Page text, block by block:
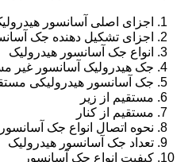
اجزای اصلی آسانسور
اجزای تشکیل دهنده جک
انواع جک آسانسور هیدرولیک
جک هیدرولیک آسانسور غیر
جک آسانسور هیدرولیکی
مستقیم از زیر
مستقیم از کنار
نحوه اتصال انواع جک
تعداد جک آسانسور هیدرولیک
کیفیت انواع جک آسانسور